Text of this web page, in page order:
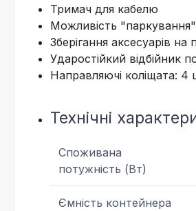
Тримач для кабелю
Можливість "паркування"
Зберігання аксесуарів на
Ударостійкий відбійник
Направляючі коліщата: 4
Технічні
Споживана
потужність (Вт)
Ємність контейнера